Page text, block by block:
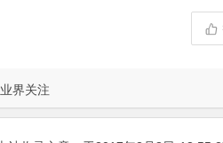
业界关注